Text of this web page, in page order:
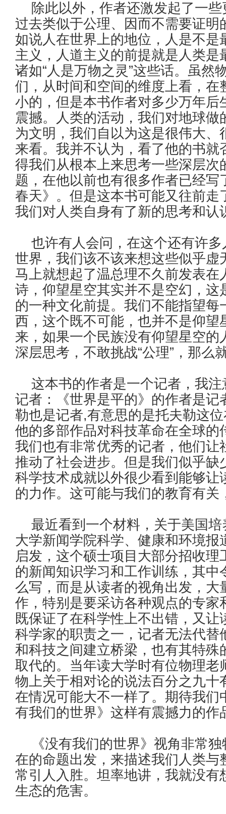
除此以外，作者还激发起了一些
过去类似于公理、因而不需要证
如说人在世界上的地位，人是不
主义，人道主义的前提就是人类
诸如“人是万物之灵”这些话。虽然
们，从时间和空间的维度上看，
小的，但是本书作者对多少万年
震撼。人类的活动，我们对地球
为文明，我们自以为这是很伟大
来看。我并不认为，看了他的书
得我们从根本上来思考一些深层
题，在他以前也有很多作者已经
春天》。但是这本书可能又往前
我们对人类自身有了新的思考和认
也许有人会问，在这个还有许多
世界，我们该不该来想这些似乎
马上就想起了温总理不久前发表在
诗，仰望星空其实并不是空幻，
的一种文化前提。我们不能指望
西，这个既不可能，也并不是仰
来，如果一个民族没有仰望星空
深层思考，不敢挑战“公理”，那么
这本书的作者是一个记者，我注
记者：《世界是平的》的作者是
勒也是记者,有意思的是托夫勒这
他的多部作品对科技革命在全球
我们也有非常优秀的记者，他们
推动了社会进步。但是我们似乎
科学技术成就以外很少看到能够
的力作。这可能与我们的教育有关
最近看到一个材料，关于美国培
大学新闻学院科学、健康和环境
启发，这个硕士项目大部分招收
的新闻知识学习和工作训练，其
么写，而是从读者的视角出发，
作，特别是要采访各种观点的专
既保证了在科学性上不出错，又
科学家的职责之一，记者无法代
和科技之间建立桥梁，也有其特
取代的。当年读大学时有位物理
物上关于相对论的说法百分之九
在情况可能大不一样了。期待我
有我们的世界》这样有震撼力的作
《没有我们的世界》视角非常独
在的命题出发，来描述我们人类
常引人入胜。坦率地讲，我就没
生态的危害。